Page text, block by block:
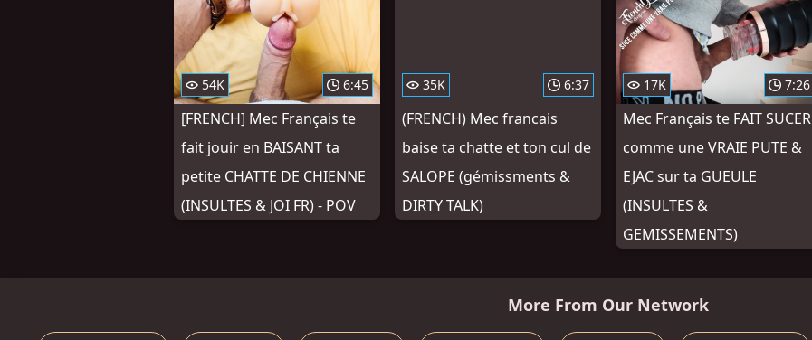
54K 6:45
[FRENCH] Mec Français te
fait jouir en BAISANT ta
petite CHATTE DE CHIENNE
(INSULTES & JOI FR) - POV
35K 6:37
(FRENCH) Mec francais
baise ta chatte et ton cul de
SALOPE (gémissments &
DIRTY TALK)
17K 7:26
Mec Français te FAIT SUCER
comme une VRAIE PUTE &
EJAC sur ta GUEULE
(INSULTES &
GEMISSEMENTS)
More From Our Network